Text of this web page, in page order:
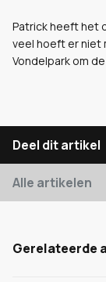
Patrick heeft het
veel hoeft er niet
Vondelpark om
Deel dit artikel
Alle artikelen
Gerelateerde